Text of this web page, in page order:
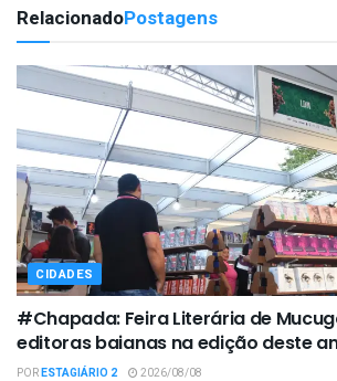
RelacionadoPostagens
CIDADES
#Chapada: Feira Literária de
editoras baianas na edição deste
PORESTAGIÁRIO 2 2026/08/08